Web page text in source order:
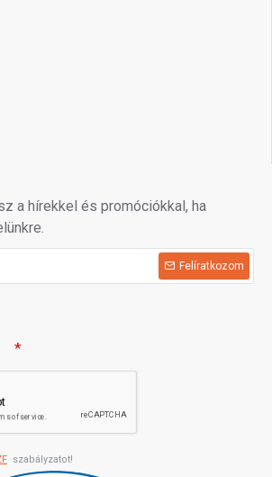
a hírekkel és promóciókkal, ha
Felíratkozom
szabályzatot!